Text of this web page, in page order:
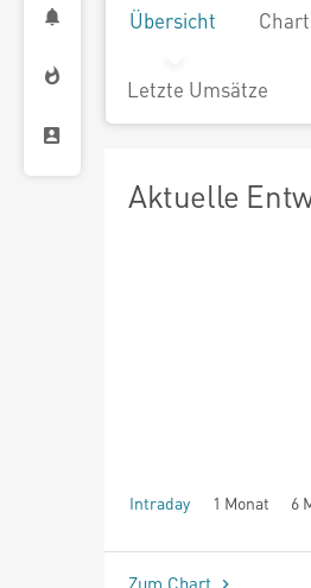
Übersicht
Letzte Umsätze
Aktuelle
Intraday 1 Monat 6
seit Beginn
Zum Chart